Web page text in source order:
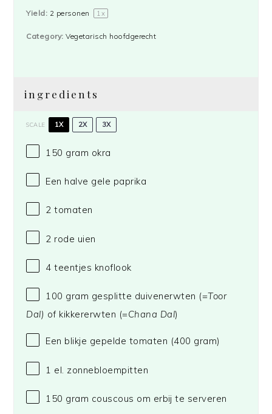
Yield: 2 personen 1x
Category: Vegetarisch hoofdgerecht
ingredients
SCALE 1X 2X 3X
150 gram okra
Een halve gele paprika
2 tomaten
2 rode uien
4 teentjes knoflook
100 gram gesplitte duivenerwten (=Toor
Dal) of kikkererwten (=Chana Dal)
Een blikje gepelde tomaten (400 gram)
1 el. zonnebloempitten
150 gram couscous om erbij te serveren